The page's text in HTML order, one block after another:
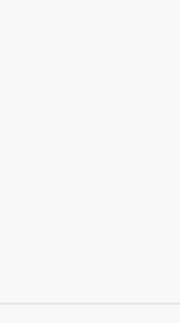
Alimentar